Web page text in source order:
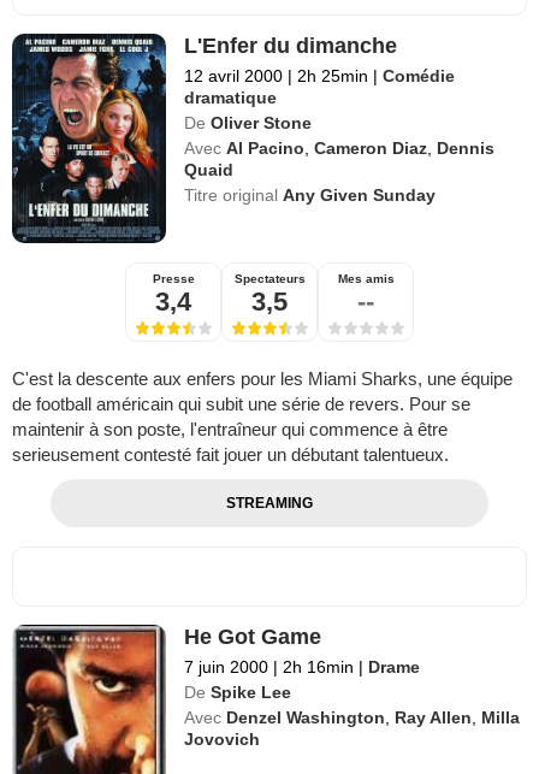
L'Enfer du dimanche
12 avril 2000 | 2h 25min | Comédie
dramatique
De Oliver Stone
Avec Al Pacino ,Cameron Diaz Dennis
Quaid
Titre originalAny Given Sunday
Presse
3,4
Spectateurs
3,5
Mes amis
--
C'est la descente aux enfers pour les Miami Sharks, une équipe
de football américain qui subit une série de revers. Pour se
maintenir à son poste, l'entraîneur qui commence à être
serieusement contesté fait jouer un débutant talentueux.
STREAMING
He Got Game
7 juin 2000 | 2h 16min | Drame
De Spike Lee
Avec Denzel Washington Ray Allen
Milla
Jovovich